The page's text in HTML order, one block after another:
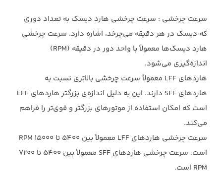
سرعت چرخشی : سرعت چرخشی هارد دیسک به تعداد دوری
که دیسک در هر دقیقه می‌چرخد، ‏اشاره دارد. سرعت چرخشی
هارد دیسک‌ها معمولاً با واحد دور در دقیقه (RPM)
اندازه‌گیری ‏می‌شود.‏
هاردهای LFF معمولاً سرعت چرخشی بالاتری نسبت به
هاردهای SFF دارند. این به دلیل ‏اندازه‌ی بزرگتر هاردهای LFF
است که امکان استفاده از موتورهای بزرگتر و قوی‌تر را فراهم
‏می‌کند.‏
سرعت چرخشی هاردهای LFF معمولاً بین 5400 تا 15000 RPM
است. سرعت چرخشی ‏هاردهای SFF معمولاً بین 5400 تا 7200
RPM است.‏